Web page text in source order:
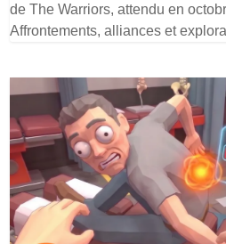
de The Warriors, attendu en
Affrontements, alliances et